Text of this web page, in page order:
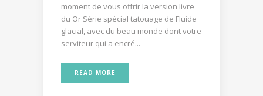
moment de vous offrir la version livre
du Or Série spécial tatouage de Fluide
glacial, avec du beau monde dont votre
serviteur qui a encré...
READ MORE